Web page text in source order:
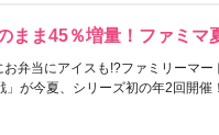
まま45％増量！ファミマ
お弁当にアイスも!?ファミリーマ
」が今夏、シリーズ初の年2回開催！